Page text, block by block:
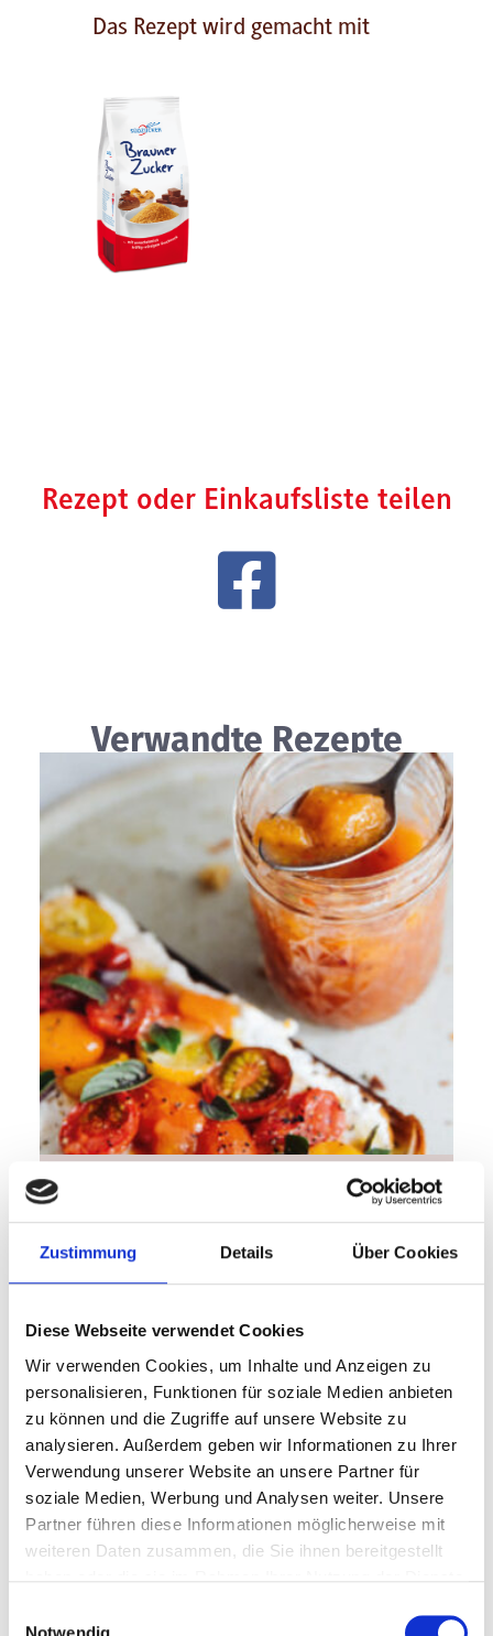
Zustimmung Details Über Cookies
Diese Webseite verwendet Cookies
Wir verwenden Cookies, um Inhalte und Anzeigen zu
personalisieren, Funktionen für soziale Medien anbieten
zu können und die Zugriffe auf unsere Website zu
analysieren. Außerdem geben wir Informationen zu Ihrer
Verwendung unserer Website an unsere Partner für
soziale Medien, Werbung und Analysen weiter. Unsere
Partner führen diese Informationen möglicherweise mit
weiteren Daten zusammen, die Sie ihnen bereitgestellt
Das Rezept wird gemacht mit
Rezept oder Einkaufsliste teilen
Verwandte Rezepte
Fortgeschritten
Pfirsich-Chutney